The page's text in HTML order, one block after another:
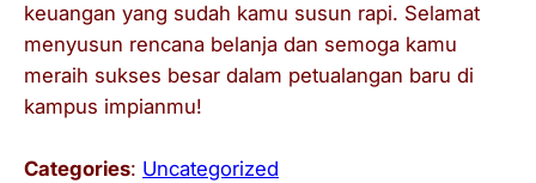
keuangan yang sudah kamu susun rapi. Selamat
menyusun rencana belanja dan semoga kamu
meraih sukses besar dalam petualangan baru di
kampus impianmu!
Categories: Uncategorized